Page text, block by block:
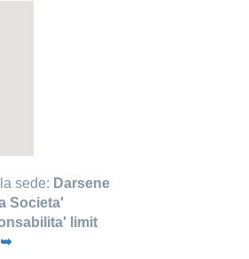
sede: Darsene
Societa'
limit
➥